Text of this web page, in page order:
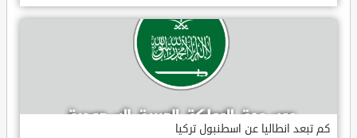
كم تبعد انطاليا عن اسطنبول تركيا